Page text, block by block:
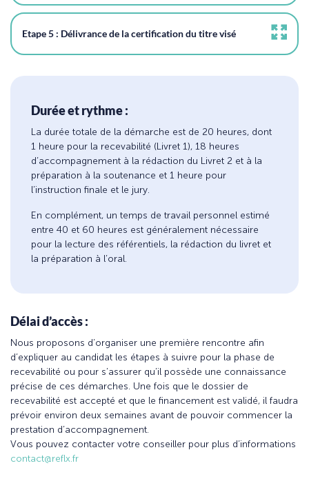
Etape 5 : Délivrance de la certification du titre visé
Durée et rythme :
La durée totale de la démarche est de 20 heures, dont
1 heure pour la recevabilité (Livret 1), 18 heures
d’accompagnement à la rédaction du Livret 2 et à la
préparation à la soutenance et 1 heure pour
l’instruction finale et le jury.
En complément, un temps de travail personnel estimé
entre 40 et 60 heures est généralement nécessaire
pour la lecture des référentiels, la rédaction du livret et
la préparation à l’oral.
Délai d’accès :
Nous proposons d’organiser une première rencontre afin
d’expliquer au candidat les étapes à suivre pour la phase de
recevabilité ou pour s’assurer qu’il possède une connaissance
précise de ces démarches. Une fois que le dossier de
recevabilité est accepté et que le financement est validé, il faudra
prévoir environ deux semaines avant de pouvoir commencer la
prestation d’accompagnement.
Vous pouvez contacter votre conseiller pour plus d’informations
contact@reflx.fr